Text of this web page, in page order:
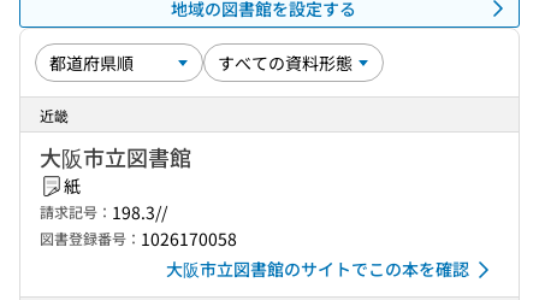
地域の図書館を設定する
近畿
大阪市立図書館
紙
請求記号： 198.3//
図書登録番号： 1026170058
大阪市立図書館のサイトでこの本を確認